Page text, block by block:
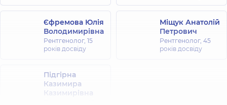
Єфремова Юлія
Володимирівна
Рентгенолог, 15
років досвіду
Міщук Анатолій
Петрович
Рентгенолог, 45
років досвіду
Підгірна
Казимира
Казимирівна